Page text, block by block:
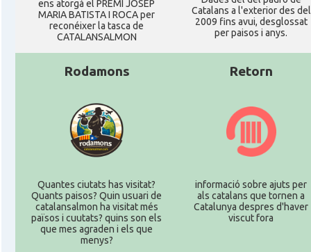
ens atorgà el PREMI JOSEP
MARIA BATISTA I ROCA per
reconéixer la tasca de
CATALANSALMON
Catalans a l'exterior des del
2009 fins avui, desglossat
per paisos i anys.
Rodamons
Quantes ciutats has visitat?
Quants paisos? Quin usuari de
catalansalmon ha visitat més
països i cuutats? quins son els
que mes agraden i els que
menys?
Retorn
informació sobre ajuts per
als catalans que tornen a
Catalunya despres d'haver
viscut fora